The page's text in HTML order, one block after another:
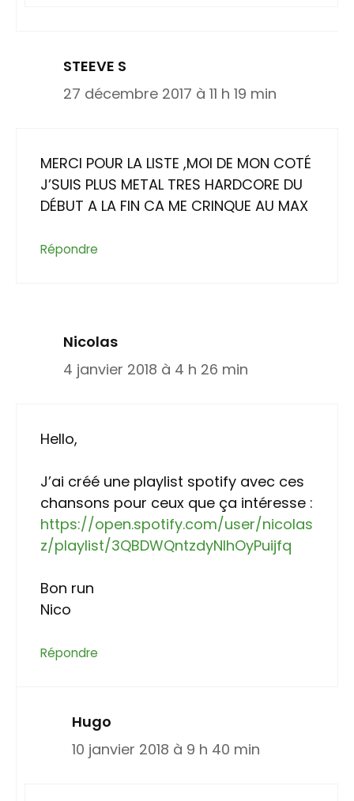
STEEVE S
27 décembre 2017 à 11 h 19 min
MERCI POUR LA LISTE ,MOI DE MON COTÉ
J’SUIS PLUS METAL TRES HARDCORE DU
DÉBUT A LA FIN CA ME CRINQUE AU MAX
Répondre
Nicolas
4 janvier 2018 à 4 h 26 min
Hello,
J’ai créé une playlist spotify avec ces
chansons pour ceux que ça intéresse :
https://open.spotify.com/user/nicolas
z/playlist/3QBDWQntzdyNIhOyPuijfq
Bon run
Nico
Répondre
Hugo
10 janvier 2018 à 9 h 40 min